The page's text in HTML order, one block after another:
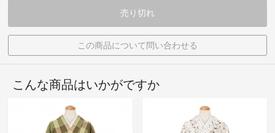
売り切れ
この商品について問い合わせる
こんな商品はいかがですか